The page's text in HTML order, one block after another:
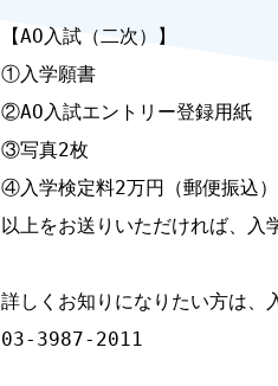
【AO入試（二次）】
①入学願書
②AO入試エントリー登録用紙
③写真2枚
④入学検定料2万円（郵便振込）
以上をお送りいただければ、入
詳しくお知りになりたい方は、
03-3987-2011